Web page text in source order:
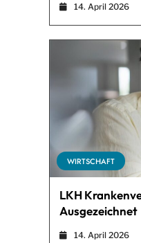
14. April 2026
WIRTSCHAFT
LKH
Ausgezeichnet
14. April 2026